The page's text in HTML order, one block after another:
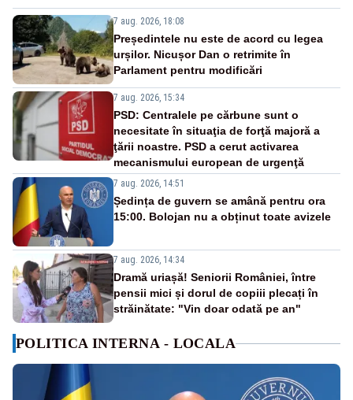
7 aug. 2026, 18:08
Președintele nu este de acord cu legea
urșilor. Nicușor Dan o retrimite în
Parlament pentru modificări
7 aug. 2026, 15:34
PSD: Centralele pe cărbune sunt o
necesitate în situaţia de forţă majoră a
ţării noastre. PSD a cerut activarea
mecanismului european de urgenţă
7 aug. 2026, 14:51
Ședința de guvern se amână pentru ora
15:00. Bolojan nu a obținut toate avizele
7 aug. 2026, 14:34
Dramă uriașă! Seniorii României, între
pensii mici și dorul de copiii plecați în
străinătate: "Vin doar odată pe an"
POLITICA INTERNA - LOCALA